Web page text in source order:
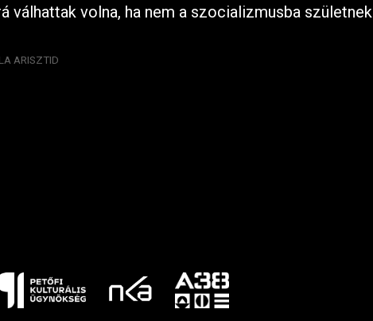
válhattak volna, ha nem a szocializmusba születnek
ARISZTID